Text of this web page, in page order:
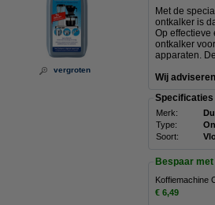
vergroten
Met de
ontkalker is
Op effectieve
ontkalker
apparaten.
Wij
Specificaties
Merk:
Type:
Soort:
Bespaar
Koffiemachine
€ 6,49